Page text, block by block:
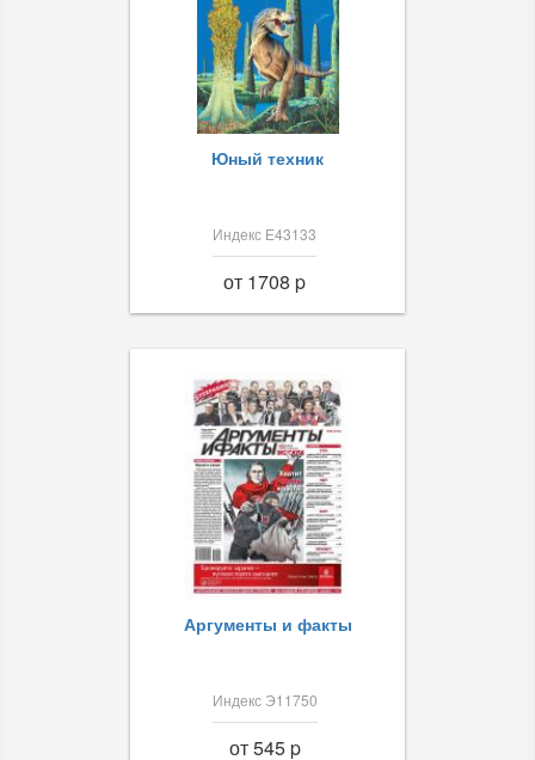
Юный техник
Индекс Е43133
от 1708 p
Аргументы и факты
Индекс Э11750
от 545 p